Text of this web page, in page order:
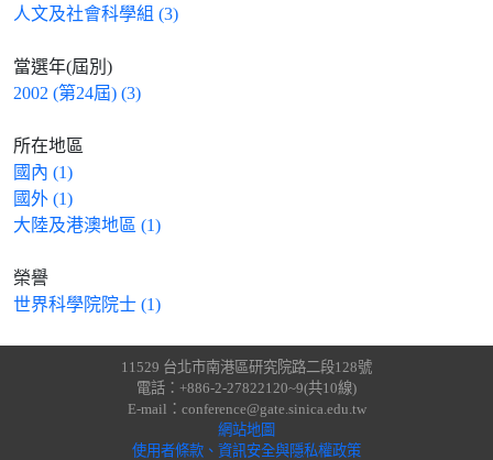
人文及社會科學組 (3)
當選年(屆別)
2002 (第24屆) (3)
所在地區
國內 (1)
國外 (1)
大陸及港澳地區 (1)
榮譽
世界科學院院士 (1)
11529 台北市南港區研究院路二段128號
電話：+886-2-27822120~9(共10線)
E-mail：conference@gate.sinica.edu.tw
網站地圖
使用者條款、資訊安全與隱私權政策